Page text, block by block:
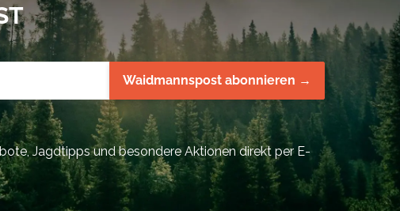
Waidmannspost abonnieren →
Jagdtipps und besondere Aktionen direkt per E-